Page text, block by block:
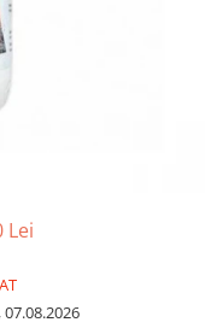
Lei